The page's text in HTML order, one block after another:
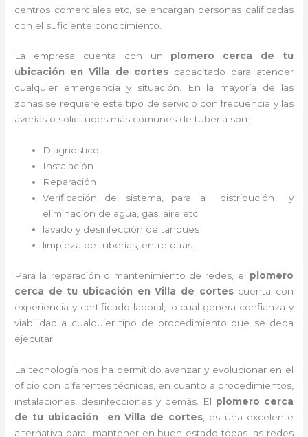
centros comerciales etc, se encargan personas calificadas
con el suficiente conocimiento.
La empresa cuenta con un plomero cerca de tu
ubicación en Villa de cortes capacitado para atender
cualquier emergencia y situación. En la mayoría de las
zonas se requiere este tipo de servicio con frecuencia y las
averías o solicitudes más comunes de tubería son:
Diagnóstico
Instalación
Reparación
Verificación del sistema, para la distribución y
eliminación de agua, gas, aire etc
lavado y desinfección de tanques
limpieza de tuberías, entre otras.
Para la reparación o mantenimiento de redes, el plomero
cerca de tu ubicación enVilla de cortes cuenta con
experiencia y certificado laboral, lo cual genera confianza y
viabilidad a cualquier tipo de procedimiento que se deba
ejecutar.
La tecnología nos ha permitido avanzar y evolucionar en el
oficio con diferentes técnicas, en cuanto a procedimientos,
instalaciones, desinfecciones y demás. El plomero cerca
de tu ubicación en Villa de cortes, es una excelente
alternativa para mantener en buen estado todas las redes